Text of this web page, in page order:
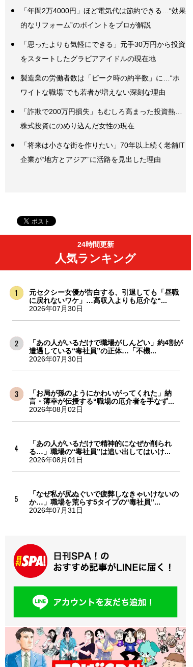
「年間2万4000円」ほど電気代は節約できる…“効果
的なリフォーム”のポイントをプロが解説
「思ったよりも気軽にできる」元手30万円から投資
をスタートしたグラビアアイドルの現在地
製造業の労働者数は「ピーク時の約半数」に…“ホ
ワイトな職場”でも若者が増えない深刻な理由
「詐欺で200万円損失」もむしろ高まった投資熱…
株式投資にのめり込んだ女性の現在
「将来は小さな街を作りたい」70年以上続く老舗IT
企業が“地方とアジア”に活路を見出した理由
24時間更新
人気ランキング
元セクシー女優が告白する、引退しても「昼職
に戻れないワケ」…高収入よりも厄介な“...
2026年07月30日
「あの人がいるだけで職場がしんどい」約4割が
遭遇している“毒社員”の正体…「不機...
2026年07月30日
「お局が孫のようにかわいがってくれた」納
言・薄幸が伝授する“職場の厄介者を手なず...
2026年08月02日
「あの人がいるだけで精神的になぜか削られ
る…」職場の“毒社員”は追い出してはいけ...
2026年08月01日
「なぜ私が尻ぬぐいで疲弊しなきゃいけないの
か…」職場を荒らす5タイプの“毒社員”...
2026年07月31日